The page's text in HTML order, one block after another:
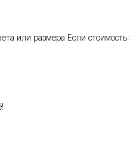
или размера Если